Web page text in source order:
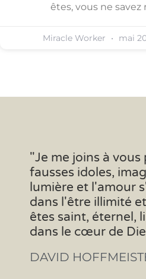
êtes, vous ne savez
Miracle Worker mai
"Je me joins à
fausses idoles,
lumière et l'amour
dans l'être illimité
êtes saint, éternel,
dans le cœur de
DAVID